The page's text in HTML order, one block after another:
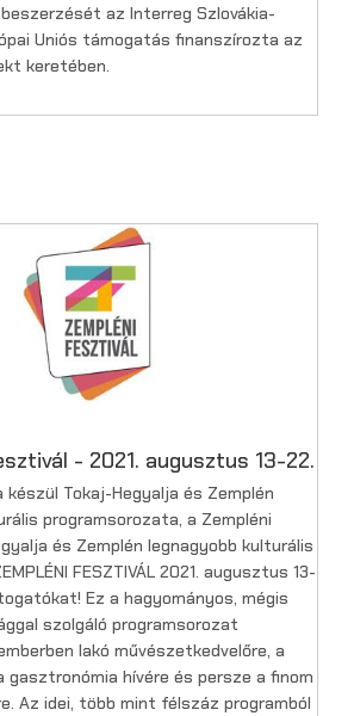
az Interreg Szlovákia-
Uniós támogatás finanszírozta az
keretében.
- 2021. augusztus 13-22.
készül Tokaj-Hegyalja és Zemplén
programsorozata, a Zempléni
és Zemplén legnagyobb kulturális
FESZTIVÁL 2021. augusztus 13-
Ez a hagyományos, mégis
szolgáló programsorozat
lakó művészetkedvelőre, a
hívére és persze a finom
Az idei, több mint félszáz programból